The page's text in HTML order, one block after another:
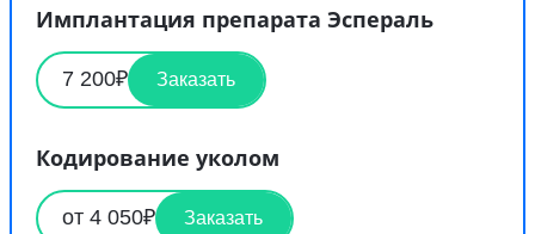
Имплантация препарата Эспераль
7 200₽ Заказать
Кодирование уколом
от 4 050₽ Заказать